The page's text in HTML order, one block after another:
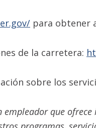
para obtener
de la carretera:
sobre los
empleador que